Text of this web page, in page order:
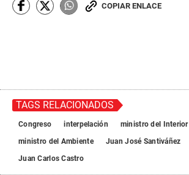
COPIAR ENLACE
TAGS RELACIONADOS
Congreso interpelación
ministro del Interior
ministro del Ambiente
Juan José Santiváñez
Juan Carlos Castro